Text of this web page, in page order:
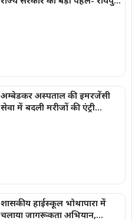
अम्बेडकर अस्पताल की इमरजेंसी
सेवा में बदली मरीजों की एंट्री
शासकीय हाईस्कूल भोथापारा में
चलाया जागरूकता अभियान,